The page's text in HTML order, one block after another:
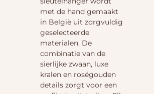
met de hand gemaakt
in België uit zorgvuldig
geselecteerde
materialen. De
combinatie van de
sierlijke zwaan, luxe
kralen en roségouden
details zorgt voor een